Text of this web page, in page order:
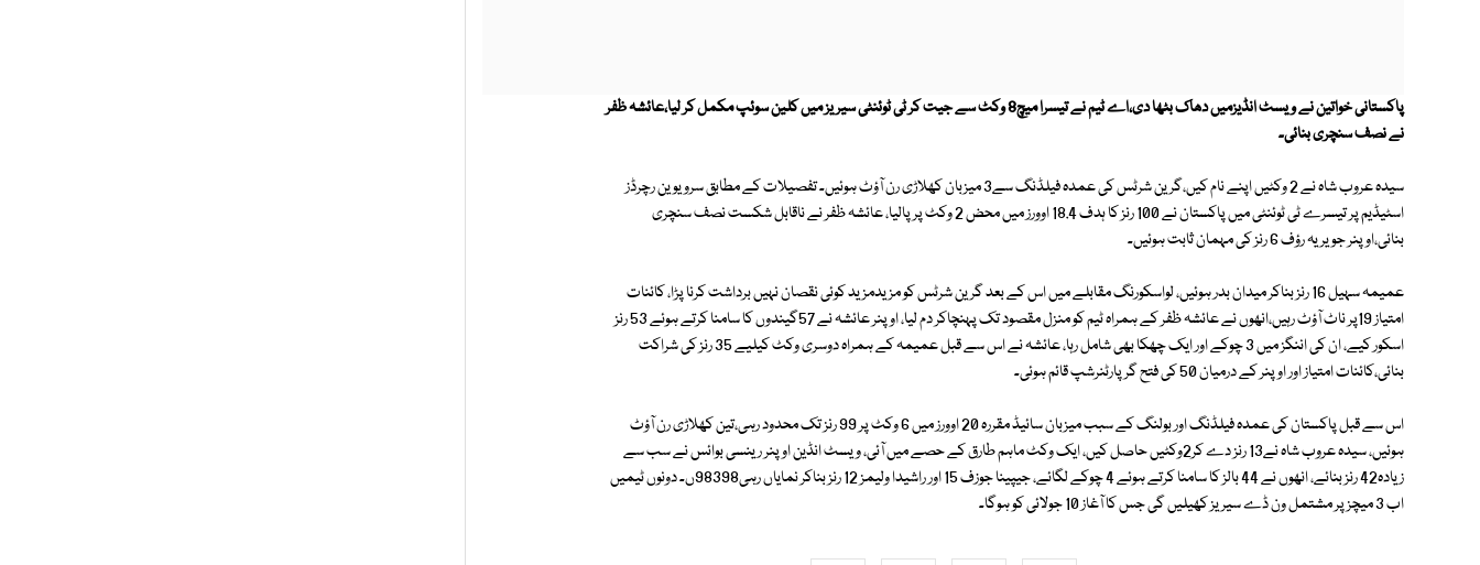
پاکستانی خواتین نے ویسٹ انڈیزمیں دھاک بٹھا دی،اے ٹیم نے تیسرا میچ8 وکٹ سے جیت کر ٹی ٹوئنٹی سیریز میں کلین سوئپ مکمل کر لیا،عائشہ ظفر
نے نصف سنچری بنائی۔
سیدہ عروب شاہ نے 2 وکٹیں اپنے نام کیں،گرین شرٹس کی عمدہ فیلڈنگ سے3 میزبان کھلاڑی رن آؤٹ ہوئیں۔ تفصیلات کے مطابق سرویوین رچرڈز
اسٹیڈیم پر تیسرے ٹی ٹوئنٹی میں پاکستان نے 100 رنز کا ہدف 18.4 اوورز میں محض 2 وکٹ پر پالیا، عائشہ ظفر نے ناقابل شکست نصف سنچری
بنائی،اوپنر جویریہ رؤف 6 رنز کی مہمان ثابت ہوئیں۔
عمیمہ سہیل 16 رنز بناکر میدان بدر ہوئیں، لواسکورنگ مقابلے میں اس کے بعد گرین شرٹس کو مزیدمزید کوئی نقصان نہیں برداشت کرنا پڑا، کائنات
امتیاز 19پر ناٹ آؤٹ رہیں،انھوں نے عائشہ ظفر کے ہمراہ ٹیم کو منزل مقصود تک پہنچاکر دم لیا، اوپنر عائشہ نے 57گیندوں کا سامنا کرتے ہوئے 53 رنز
اسکور کیے، ان کی اننگز میں 3 چوکے اور ایک چھکا بھی شامل رہا، عائشہ نے اس سے قبل عمیمہ کے ہمراہ دوسری وکٹ کیلیے 35 رنز کی شراکت
بنائی،کائنات امتیاز اور اوپنر کے درمیان 50 کی فتح گر پارٹنرشپ قائم ہوئی۔
اس سے قبل پاکستان کی عمدہ فیلڈنگ اور بولنگ کے سبب میزبان سائیڈ مقررہ 20 اوورز میں 6 وکٹ پر 99 رنز تک محدود رہی،تین کھلاڑی رن آؤٹ
ہوئیں، سیدہ عروب شاہ نے13 رنز دے کر2وکٹیں حاصل کیں، ایک وکٹ ماہم طارق کے حصے میں آئی، ویسٹ انڈین اوپنر رینسی بوائس نے سب سے
زیادہ42 رنز بنائے، انھوں نے 44 بالز کا سامنا کرتے ہوئے 4 چوکے لگائے، جیپینا جوزف 15 اور راشیدا ولیمز 12 رنز بناکر نمایاں رہی98398ں۔ دونوں ٹیمیں
اب 3 میچز پر مشتمل ون ڈے سیریز کھیلیں گی جس کا آغاز 10 جولائی کو ہوگا۔